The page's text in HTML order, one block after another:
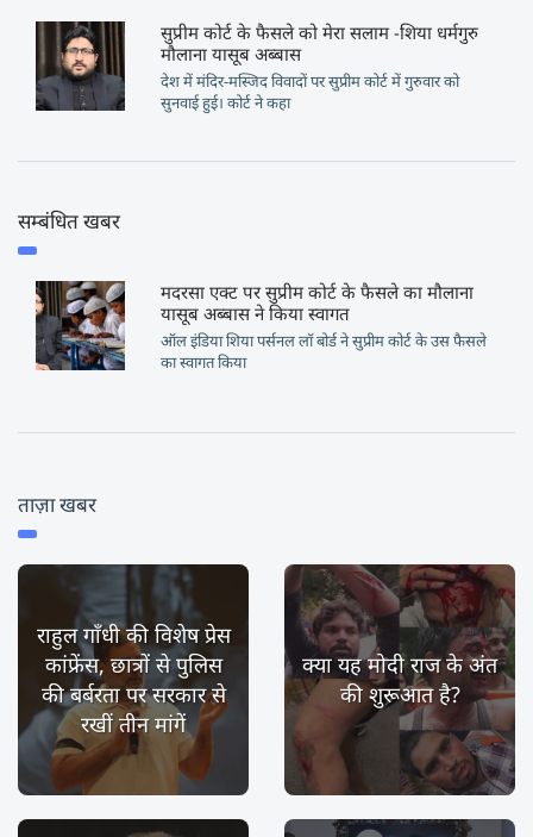
सुप्रीम कोर्ट के फैसले को मेरा सलाम -शिया धर्मगुरु
मौलाना यासूब अब्बास
देश में मंदिर-मस्जिद विवादों पर सुप्रीम कोर्ट में गुरुवार को
सुनवाई हुई। कोर्ट ने कहा
सम्बंधित खबर
मदरसा एक्ट पर सुप्रीम कोर्ट के फैसले का मौलाना
यासूब अब्बास ने किया स्वागत
ऑल इंडिया शिया पर्सनल लॉ बोर्ड ने सुप्रीम कोर्ट के उस फैसले
का स्वागत किया
ताज़ा खबर
राहुल गाँधी की विशेष प्रेस
कांफ्रेंस, छात्रों से पुलिस
की बर्बरता पर सरकार से
रखीं तीन मांगें
क्या यह मोदी राज के अंत
की शुरूआत है?